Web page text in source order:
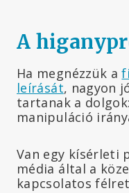
A
Ha megnézzük a
leírását, nagyon
tartanak a
manipuláció
Van egy kísérleti
média által a
kapcsolatos